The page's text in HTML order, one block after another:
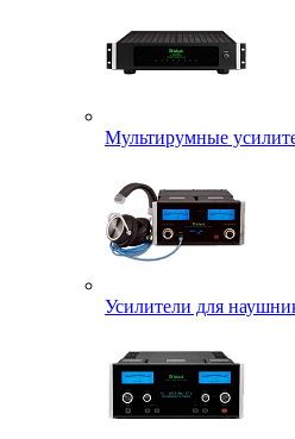
Мультирумные
Усилители для